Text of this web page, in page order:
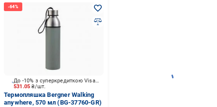
531.05₴/шт.
До -10% з суперкредиткою Visa Вигода
Термопляшка Bergner Walking
anywhere, 570 мл (BG-37760-GR)